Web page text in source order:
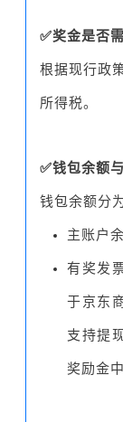
✅奖金是否
根据现行政
所得税。
✅钱包余额
钱包余额分
主账户
有奖发
于京东
支持提
奖励金